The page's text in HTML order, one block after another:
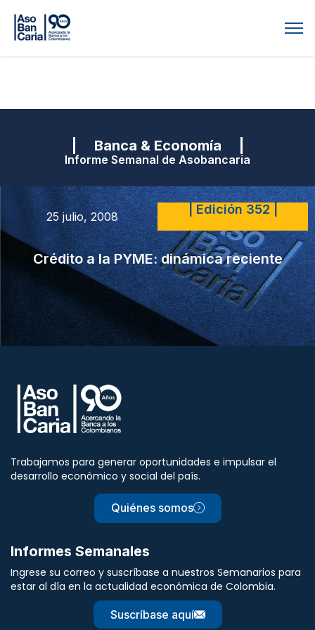
| Banca & Economía |
Informe Semanal de Asobancaria
25 julio, 2008 | Edición 352 |
Crédito a la PYME: dinámica reciente
Trabajamos para generar oportunidades e impulsar el
desarrollo económico y social del país.
Quiénes somos
Informes Semanales
Ingrese su correo y suscríbase a nuestros Semanarios para
estar al día en la actualidad económica de Colombia.
Suscríbase aquí